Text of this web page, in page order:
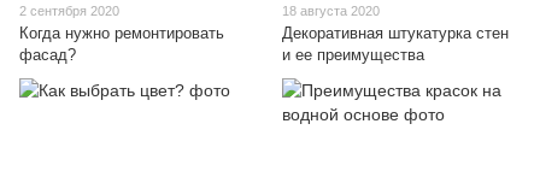
2 сентября 2020
Когда нужно ремонтировать
фасад?
18 августа 2020
Декоративная штукатурка стен
и ее преимущества